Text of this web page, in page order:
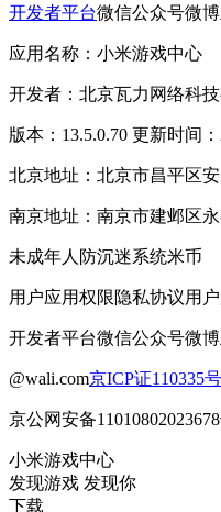
开发者平台微信公众号微
应用名称：小米游戏中心
开发者：北京瓦力网络科
版本：13.5.0.70 更新时间
北京地址：北京市昌平区
南京地址：南京市建邺区
未成年人防沉迷系统米币
用户应用权限隐私协议用
开发者平台微信公众号微
@wali.com京ICP证110335号
京公网安备
小米游戏中心
发现游戏 发现你
下载